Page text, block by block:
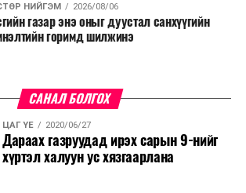
НИЙГЭМ 2026/08/06
газар энэ оныг дуустал санхүүгийн
горимд шилжинэ
САНАЛ БОЛГОХ
ЦАГ ҮЕ 2020/06/27
Дараах газруудад ирэх сарын 9-нийг
хүртэл халуун ус хязгаарлана